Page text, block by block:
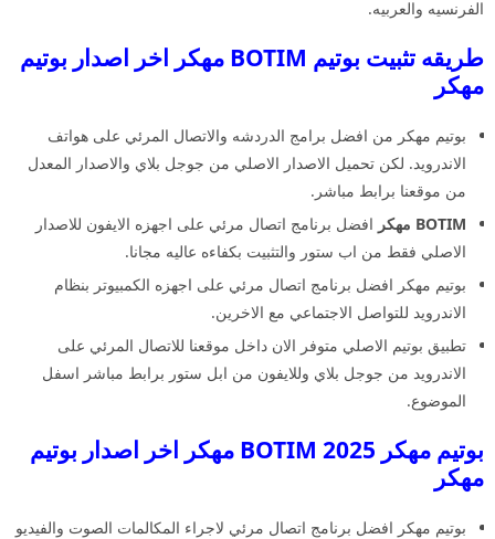
الفرنسيه والعربيه.
طريقه تثبيت بوتيم BOTIM مهكر اخر اصدار بوتيم
مهكر
بوتيم مهكر من افضل برامج الدردشه والاتصال المرئي على هواتف
الاندرويد. لكن تحميل الاصدار الاصلي من جوجل بلاي والاصدار المعدل
من موقعنا برابط مباشر.
BOTIM مهكر
افضل برنامج اتصال مرئي على اجهزه الايفون للاصدار
الاصلي فقط من اب ستور والتثبيت بكفاءه عاليه مجانا.
بوتيم مهكر افضل برنامج اتصال مرئي على اجهزه الكمبيوتر بنظام
الاندرويد للتواصل الاجتماعي مع الاخرين.
تطبيق بوتيم الاصلي متوفر الان داخل موقعنا للاتصال المرئي على
الاندرويد من جوجل بلاي وللايفون من ابل ستور برابط مباشر اسفل
الموضوع.
بوتيم مهكر 2025 BOTIM مهكر اخر اصدار بوتيم
مهكر
بوتيم مهكر افضل برنامج اتصال مرئي لاجراء المكالمات الصوت والفيديو